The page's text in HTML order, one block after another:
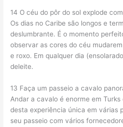
14 O céu do pôr do sol explode
Os dias no Caribe são longos e
deslumbrante. É o momento
observar as cores do céu
e roxo. Em qualquer dia
deleite.
13 Faça um passeio a cavalo
Andar a cavalo é enorme em
desta experiência única em várias
seu passeio com vários